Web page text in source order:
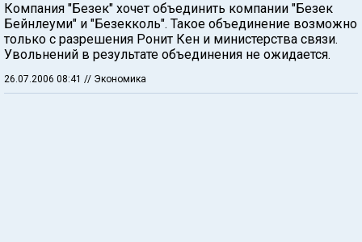
Компания "Безек" хочет объединить компании "Безек
Бейнлеуми" и "Безекколь". Такое объединение возможно
только с разрешения Ронит Кен и министерства связи.
Увольнений в результате объединения не ожидается.
26.07.2006 08:41 // Экономика